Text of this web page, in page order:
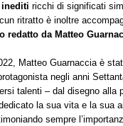
ricchi di significati
ritratto è inoltre
redatto da Matteo
Matteo Guarnaccia è
negli anni
talenti – dal disegno alla
la sua vita e la sua
sempre